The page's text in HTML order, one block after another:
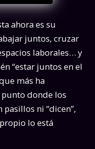
ahora es su
juntos, cruzar
laborales… y
“estar juntos en el
más ha
donde los
ni “dicen”,
lo está